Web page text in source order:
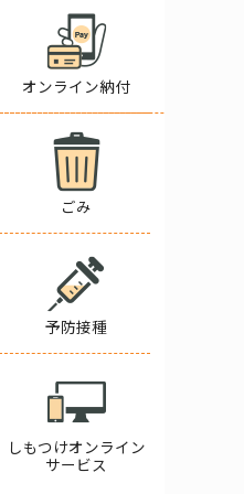
オンライン納付
ごみ
予防接種
しもつけオンライン
サービス